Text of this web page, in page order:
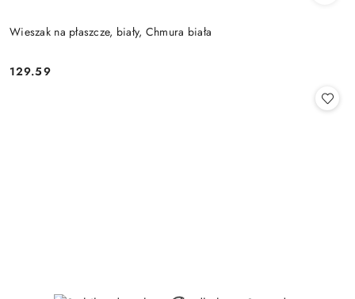
Wieszak na płaszcze, biały, Chmura biała
Cena:
129.59